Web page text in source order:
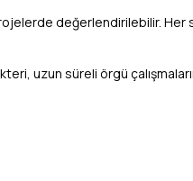
değerlendirilebilir.
uzun süreli örgü